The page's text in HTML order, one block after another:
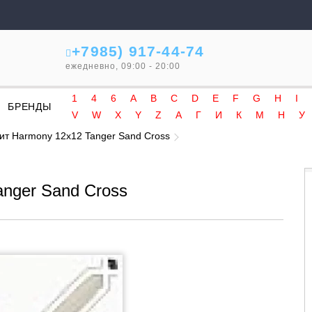
+7985) 917-44-74
ежедневно, 09:00 - 20:00
БРЕНДЫ
1 4 6 A B C D E F G H
I
V
W X Y Z А Г И К М Н
У
Harmony 12x12 Tanger Sand Cross
Sand Cross